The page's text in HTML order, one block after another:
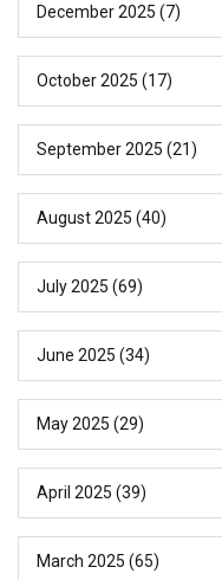
December 2025 (7)
October 2025 (17)
September 2025 (21)
August 2025 (40)
July 2025 (69)
June 2025 (34)
May 2025 (29)
April 2025 (39)
March 2025 (65)